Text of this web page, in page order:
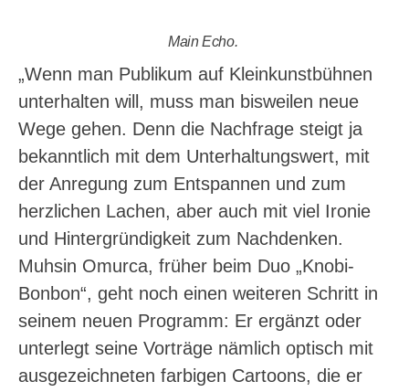
Main Echo.
„Wenn man Publikum auf Kleinkunstbühnen
unterhalten will, muss man bisweilen neue
Wege gehen. Denn die Nachfrage steigt ja
bekanntlich mit dem Unterhaltungswert, mit
der Anregung zum Entspannen und zum
herzlichen Lachen, aber auch mit viel Ironie
und Hintergründigkeit zum Nachdenken.
Muhsin Omurca, früher beim Duo „Knobi-
Bonbon“, geht noch einen weiteren Schritt in
seinem neuen Programm: Er ergänzt oder
unterlegt seine Vorträge nämlich optisch mit
ausgezeichneten farbigen Cartoons, die er